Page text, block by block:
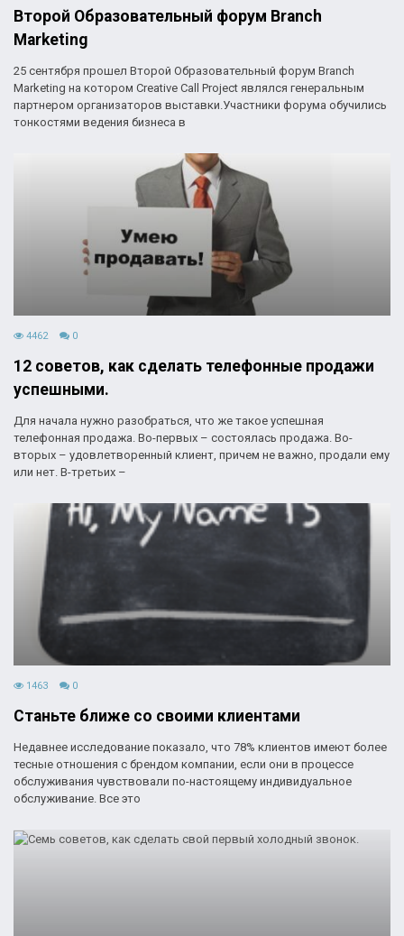
Второй Образовательный форум Branch
Marketing
25 сентября прошел Второй Образовательный форум Branch
Marketing на котором Creative Call Project являлся генеральным
партнером организаторов выставки.Участники форума обучились
тонкостями ведения бизнеса в
4462 0
12 советов, как сделать телефонные продажи
успешными.
Для начала нужно разобраться, что же такое успешная
телефонная продажа. Во-первых – состоялась продажа. Во-
вторых – удовлетворенный клиент, причем не важно, продали ему
или нет. В-третьих –
1463 0
Станьте ближе со своими клиентами
Недавнее исследование показало, что 78% клиентов имеют более
тесные отношения с брендом компании, если они в процессе
обслуживания чувствовали по-настоящему индивидуальное
обслуживание. Все это